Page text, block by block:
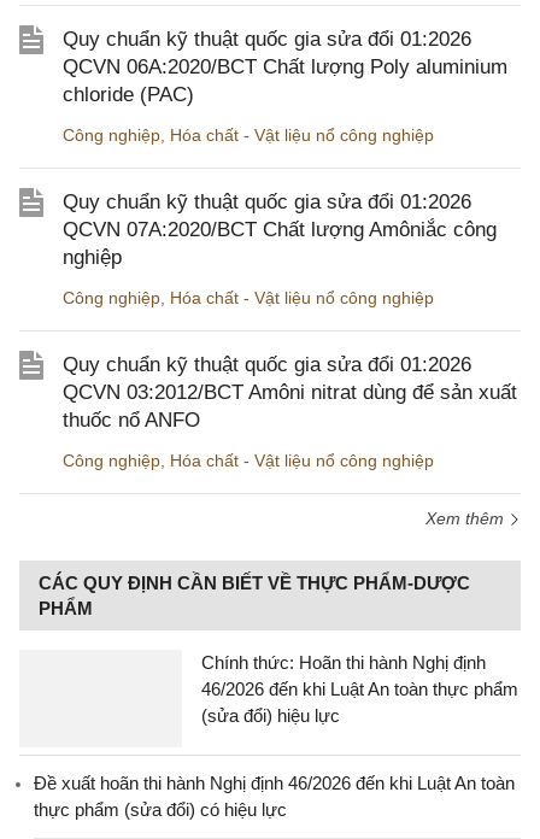
Quy chuẩn kỹ thuật quốc gia sửa đổi 01:2026
QCVN 06A:2020/BCT Chất lượng Poly aluminium
chloride (PAC)
Công nghiệp Hóa chất - Vật liệu nổ công nghiệp
Quy chuẩn kỹ thuật quốc gia sửa đổi 01:2026
QCVN 07A:2020/BCT Chất lượng Amôniắc công
nghiệp
Công nghiệp Hóa chất - Vật liệu nổ công nghiệp
Quy chuẩn kỹ thuật quốc gia sửa đổi 01:2026
QCVN 03:2012/BCT Amôni nitrat dùng để sản xuất
thuốc nổ ANFO
Công nghiệp Hóa chất - Vật liệu nổ công nghiệp
Xem thêm
CÁC QUY ĐỊNH CẦN BIẾT VỀ THỰC PHẨM-DƯỢC
PHẨM
Chính thức: Hoãn thi hành Nghị định
46/2026 đến khi Luật An toàn thực phẩm
(sửa đổi) hiệu lực
Đề xuất hoãn thi hành Nghị định 46/2026 đến khi Luật An toàn
thực phẩm (sửa đổi) có hiệu lực